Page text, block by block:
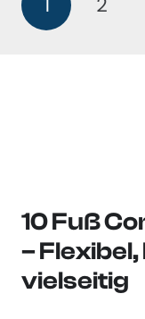
10 Fuß
–
vielseitig